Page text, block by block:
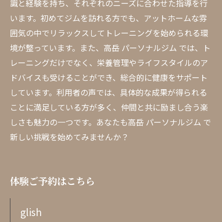
識と経験を持ち、それぞれのニーズに合わせた指導を行
います。初めてジムを訪れる方でも、アットホームな雰
囲気の中でリラックスしてトレーニングを始められる環
境が整っています。また、高岳 パーソナルジム では、ト
レーニングだけでなく、栄養管理やライフスタイルのア
ドバイスも受けることができ、総合的に健康をサポート
しています。利用者の声では、具体的な成果が得られる
ことに満足している方が多く、仲間と共に励まし合う楽
しさも魅力の一つです。あなたも高岳 パーソナルジム で
新しい挑戦を始めてみませんか？
体験ご予約はこちら
glish